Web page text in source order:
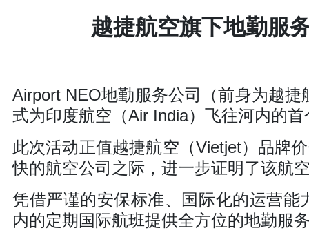
越捷航空旗下地勤服
Airport NEO地勤服务公司（前身为越
式为印度航空（Air India）飞往河内的
此次活动正值越捷航空（Vietjet）品牌
快的航空公司之际，进一步证明了该航
凭借严谨的安保标准、国际化的运营
内的定期国际航班提供全方位的地勤服